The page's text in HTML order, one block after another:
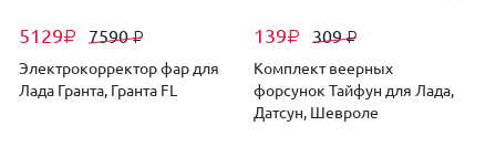
5129₽ 7590₽
Электрокорректор фар для
Лада Гранта, Гранта FL
139₽ 309₽
Комплект веерных
форсунок Тайфун для Лада,
Датсун, Шевроле